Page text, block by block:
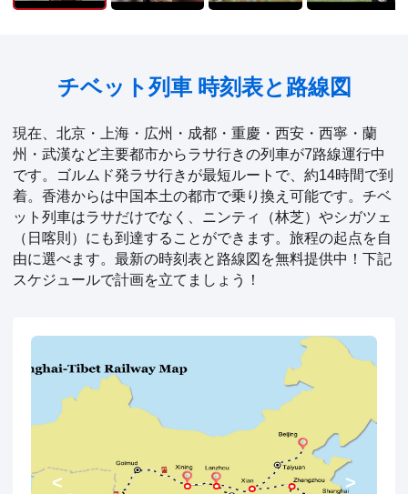
チベット列車 時刻表と路線図
現在、北京・上海・広州・成都・重慶・西安・西寧・蘭
州・武漢など主要都市からラサ行きの列車が7路線運行中
です。ゴルムド発ラサ行きが最短ルートで、約14時間で到
着。香港からは中国本土の都市で乗り換え可能です。チベ
ット列車はラサだけでなく、ニンティ（林芝）やシガツェ
（日喀則）にも到達することができます。旅程の起点を自
由に選べます。最新の時刻表と路線図を無料提供中！下記
スケジュールで計画を立てましょう！
< >